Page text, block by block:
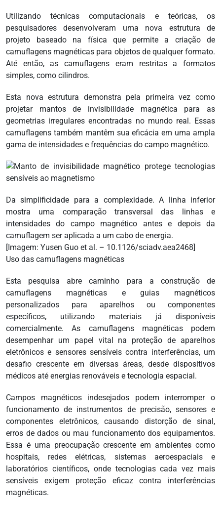
Utilizando técnicas computacionais e teóricas, os
pesquisadores desenvolveram uma nova estrutura de
projeto baseado na física que permite a criação de
camuflagens magnéticas para objetos de qualquer formato.
Até então, as camuflagens eram restritas a formatos
simples, como cilindros.
Esta nova estrutura demonstra pela primeira vez como
projetar mantos de invisibilidade magnética para as
geometrias irregulares encontradas no mundo real. Essas
camuflagens também mantêm sua eficácia em uma ampla
gama de intensidades e frequências do campo magnético.
Da simplificidade para a complexidade. A linha inferior
mostra uma comparação transversal das linhas e
intensidades do campo magnético antes e depois da
camuflagem ser aplicada a um cabo de energia.
[Imagem: Yusen Guo et al. – 10.1126/sciadv.aea2468]
Uso das camuflagens magnéticas
Esta pesquisa abre caminho para a construção de
camuflagens magnéticas e guias magnéticos
personalizados para aparelhos ou componentes
específicos, utilizando materiais já disponíveis
comercialmente. As camuflagens magnéticas podem
desempenhar um papel vital na proteção de aparelhos
eletrônicos e sensores sensíveis contra interferências, um
desafio crescente em diversas áreas, desde dispositivos
médicos até energias renováveis e tecnologia espacial.
Campos magnéticos indesejados podem interromper o
funcionamento de instrumentos de precisão, sensores e
componentes eletrônicos, causando distorção de sinal,
erros de dados ou mau funcionamento dos equipamentos.
Essa é uma preocupação crescente em ambientes como
hospitais, redes elétricas, sistemas aeroespaciais e
laboratórios científicos, onde tecnologias cada vez mais
sensíveis exigem proteção eficaz contra interferências
magnéticas.